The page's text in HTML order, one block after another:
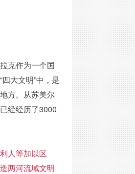
克作为一个国
大文明”中，是
方。从苏美尔
经经历了3000
人等加以区
两河流域文明